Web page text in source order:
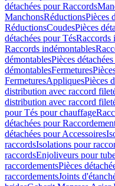
détachées pour Raccords
ManchonsRéductionsPièces
RéductionsCoudesPièces
détachées pour TésRaccords
Raccords indémontables
démontablesPièces
démontablesFermetures
FermeturesAppliquesPièces
distribution avec raccord
distribution avec raccord
pour Tés pour chauffage
détachées pour
détachées pour Accessoires
raccordsIsolations pour
raccordsEnjoliveurs pour
raccordementsPièces
raccordementsJoints